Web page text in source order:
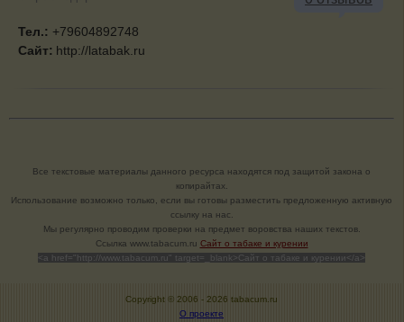
Тел.: +79604892748
Сайт: http://latabak.ru
Все текстовые материалы данного ресурса находятся под защитой закона о
копирайтах.
Использование возможно только, если вы готовы разместить предложенную активную
ссылку на нас.
Мы регулярно проводим проверки на предмет воровства наших текстов.
Cсылка www.tabacum.ru Сайт о табаке и курении
<a href="http://www.tabacum.ru" target=_blank>Сайт о табаке и курении</a>
Copyright © 2006 - 2026 tabacum.ru
О проекте